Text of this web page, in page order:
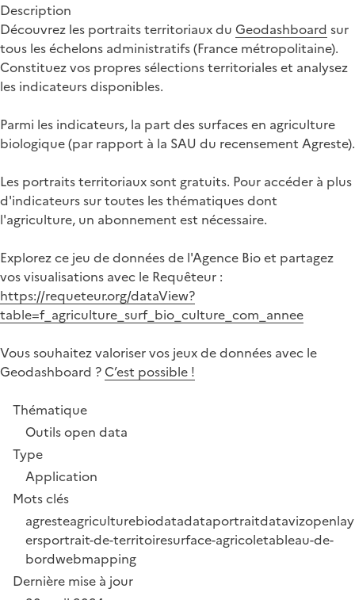
Description
Découvrez les portraits territoriaux du Geodashboard sur
tous les échelons administratifs (France métropolitaine).
Constituez vos propres sélections territoriales et analysez
les indicateurs disponibles.
Parmi les indicateurs, la part des surfaces en agriculture
biologique (par rapport à la SAU du recensement Agreste).
Les portraits territoriaux sont gratuits. Pour accéder à plus
d'indicateurs sur toutes les thématiques dont
l'agriculture, un abonnement est nécessaire.
Explorez ce jeu de données de l'Agence Bio et partagez
vos visualisations avec le Requêteur :
https://requeteur.org/dataView?
table=f_agriculture_surf_bio_culture_com_annee
Vous souhaitez valoriser vos jeux de données avec le
Geodashboard ? C’est possible !
Thématique
Outils open data
Type
Application
Mots clés
agresteagriculturebiodatadataportraitdatavizopenlay
ersportrait-de-territoiresurface-agricoletableau-de-
bordwebmapping
Dernière mise à jour